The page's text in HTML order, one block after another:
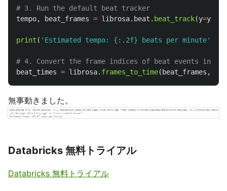
tempo, beat_frames = librosa. beat . beat_track(y=y
print ( ' Estimated tempo: {:.2f} beats per minute'
beat_times = librosa. frames_to_time( beat_frames ,
無事動きました。
Databricks 無料トライアル
Databricks 無料トライアル